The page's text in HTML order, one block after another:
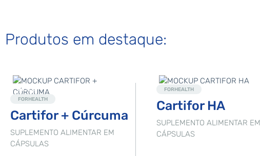
Produtos em destaque:
Novo
FORHEALTH
Cartifor + Cúrcuma
SUPLEMENTO ALIMENTAR EM
CÁPSULAS
Destaque
FORHEALTH
Cartifor HA
SUPLEMENTO ALIMENTAR EM
CÁPSULAS